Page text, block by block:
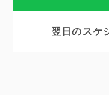
翌日のスケ